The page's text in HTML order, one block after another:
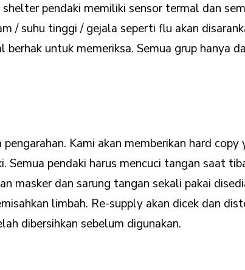
pendaki memiliki sensor termal dan
/ suhu tinggi / gejala seperti flu akan
untuk memeriksa. Semua grup hanya
Kami akan memberikan hard
pendaki harus mencuci tangan saat
masker dan sarung tangan sekali pakai
limbah. Re-supply akan dicek dan
dibersihkan sebelum digunakan.